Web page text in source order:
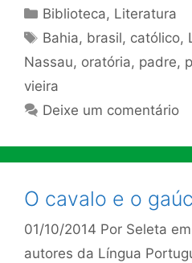
Categorias
Biblioteca, Literatura
Tags
Bahia, brasil, católico,
Nassau, oratória, padre,
vieira
Deixe um comentário
O cavalo e o
01/10/2014 Por Seleta
autores da Língua